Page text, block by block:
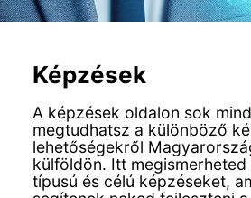
Képzések
A képzések oldalon sok
megtudhatsz a különböző
lehetőségekről
külföldön. Itt
típusú és célú képzéseket,